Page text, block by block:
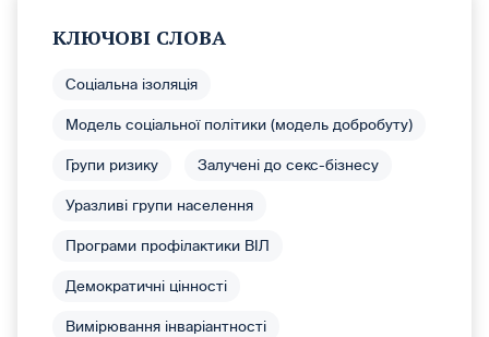
КЛЮЧОВІ СЛОВА
Соціальна ізоляція
Модель соціальної політики (модель добробуту)
Групи ризику Залучені до секс-бізнесу
Уразливі групи населення
Програми профілактики ВІЛ
Демократичні цінності
Вимірювання інваріантності